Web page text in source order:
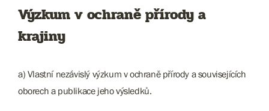
Výzkum v ochraně přírody a
krajiny
a) Vlastní nezávislý výzkum v ochraně přírody a souvisejících
oborech a publikace jeho výsledků.